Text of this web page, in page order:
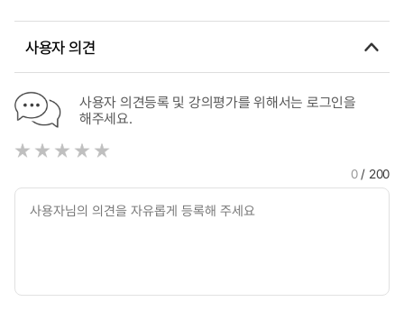
사용자 의견
사용자 의견등록 및 강의평가를 위해서는 로그인을
해주세요.
0/ 200